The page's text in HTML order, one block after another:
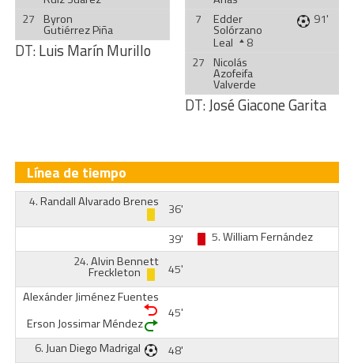
27 Byron
Gutiérrez Piña
DT:Luis Marín Murillo
7
Edder
Solórzano
Leal 8
91'
27 Nicolás
Azofeifa
Valverde
DT:José Giacone Garita
Línea de tiempo
4.Randall Alvarado Brenes
36'
39'
5.William Fernández
24.Alvin Bennett
Freckleton
45'
Alexánder Jiménez Fuentes
Erson Jossimar Méndez
45'
6.Juan Diego Madrigal
48'